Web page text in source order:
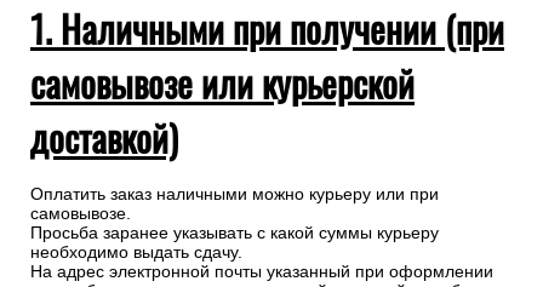
1. Наличными при получении (при
самовывозе или курьерской
доставкой)
Оплатить заказ наличными можно курьеру или при
самовывозе.
Просьба заранее указывать с какой суммы курьеру
необходимо выдать сдачу.
На адрес электронной почты указанный при оформлении